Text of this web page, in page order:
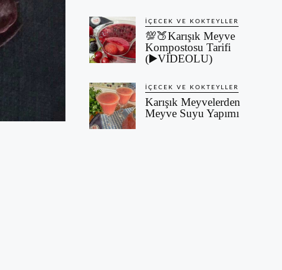
İÇECEK VE KOKTEYLLER
💯🍑Karışık Meyve
Kompostosu Tarifi
(▶️VİDEOLU)
İÇECEK VE KOKTEYLLER
Karışık Meyvelerden
Meyve Suyu Yapımı